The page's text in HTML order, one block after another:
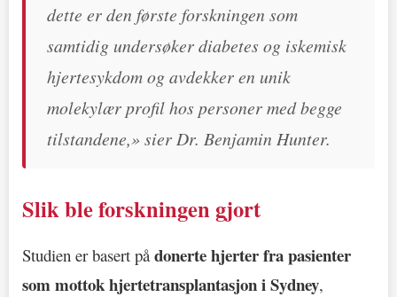
dette er den første forskningen som
samtidig undersøker diabetes og iskemisk
hjertesykdom og avdekker en unik
molekylær profil hos personer med begge
tilstandene,» sier Dr. Benjamin Hunter.
Slik ble forskningen gjort
Studien er basert pådonerte hjerter fra pasienter
som mottok hjertetransplantasjon i Sydney,